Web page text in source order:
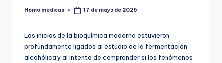
Publicado
Homo medicus 17 de mayo de 2026
Los inicios de la bioquímica moderna estuvieron
profundamente ligados al estudio de la fermentación
alcohólica y al intento de comprender si los fenómenos